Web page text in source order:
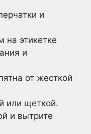
и
на этикетке
и
от жесткой
или щеткой.
и вытрите